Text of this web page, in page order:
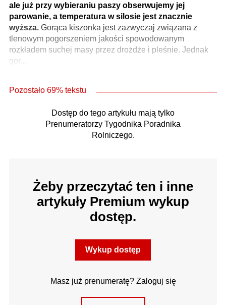
ale już przy wybieraniu paszy obserwujemy jej
parowanie, a temperatura w silosie jest znacznie
wyższa. Gorąca kiszonka jest zazwyczaj związana z
tlenowym pogorszeniem jakości spowodowanym
rozkładem suchej masy przez drożdże i pleśnie. Jednak
gor...
Pozostało 69% tekstu
Dostęp do tego artykułu mają tylko
Prenumeratorzy Tygodnika Poradnika
Rolniczego.
Żeby przeczytać ten i inne
artykuły Premium wykup
dostęp.
Wykup dostęp
Masz już prenumeratę? Zaloguj się